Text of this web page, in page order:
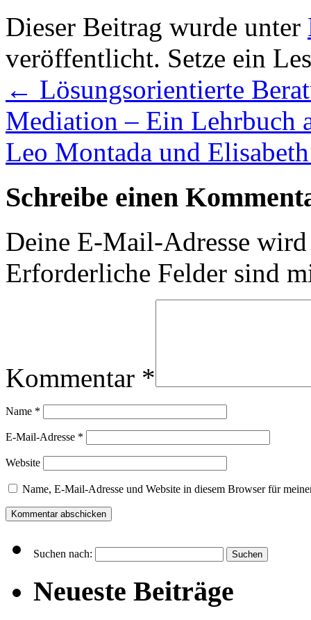
Dieser Beitrag wurde unter
veröffentlicht. Setze ein
← Lösungsorientierte
Mediation – Ein Lehrbuch
Leo Montada und
Schreibe einen
Deine E-Mail-Adresse
Erforderliche Felder sind
Kommentar *
Name *
E-Mail-Adresse *
Website
Name, E-Mail-Adresse und Website in diesem Browser für
Suchen nach:
Neueste Beiträge